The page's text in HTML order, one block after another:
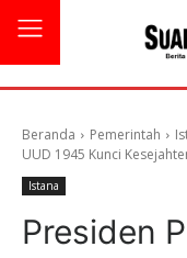
Beranda Pemerintah
UUD 1945 Kunci
Istana
Presiden